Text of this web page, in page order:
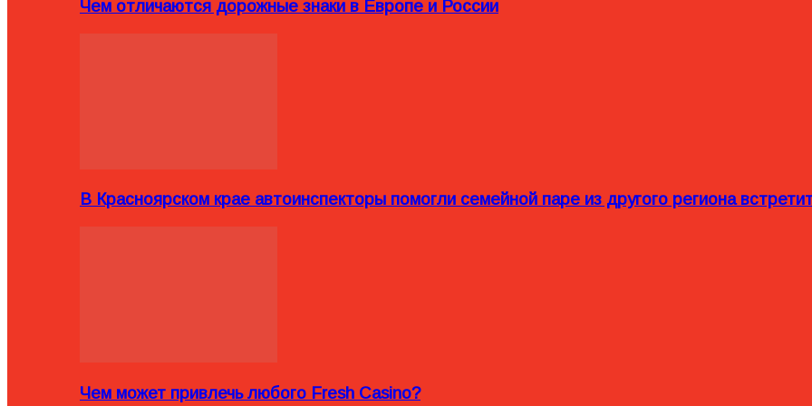
Чем отличаются дорожные знаки в Европе и России
В Красноярском крае автоинспекторы помогли семейной паре из другого региона
Чем может привлечь любого Fresh Casino?